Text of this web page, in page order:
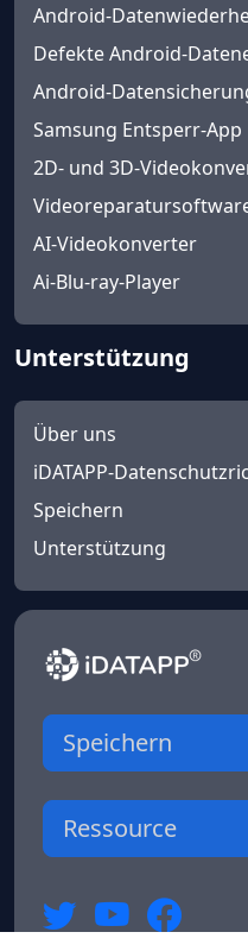
Android-
Defekte Android-
Android-
Samsung Entsperr-App
2D- und 3D-
AI-Videokonverter
Ai-Blu-ray-Player
Unterstützung
Über uns
iDATAPP-
Speichern
Unterstützung
Speichern
Ressource